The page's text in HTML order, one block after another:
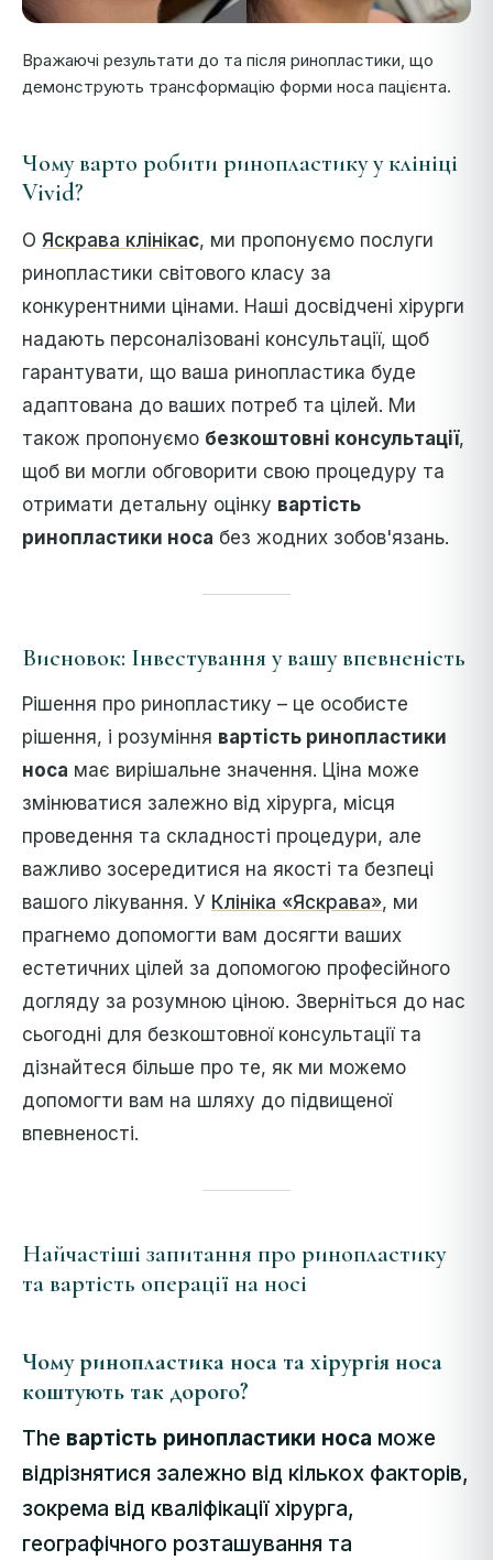
Вражаючі результати до та після ринопластики, що
демонструють трансформацію форми носа пацієнта.
Чому варто робити ринопластику у клініці
Vivid?
О Яскрава клінікас, ми пропонуємо послуги
ринопластики світового класу за
конкурентними цінами. Наші досвідчені хірурги
надають персоналізовані консультації, щоб
гарантувати, що ваша ринопластика буде
адаптована до ваших потреб та цілей. Ми
також пропонуємо безкоштовні консультації,
щоб ви могли обговорити свою процедуру та
отримати детальну оцінку вартість
ринопластики носа без жодних зобов'язань.
Висновок: Інвестування у вашу впевненість
Рішення про ринопластику – це особисте
рішення, і розуміння вартість ринопластики
носа має вирішальне значення. Ціна може
змінюватися залежно від хірурга, місця
проведення та складності процедури, але
важливо зосередитися на якості та безпеці
вашого лікування. У Клініка «Яскрава», ми
прагнемо допомогти вам досягти ваших
естетичних цілей за допомогою професійного
догляду за розумною ціною. Зверніться до нас
сьогодні для безкоштовної консультації та
дізнайтеся більше про те, як ми можемо
допомогти вам на шляху до підвищеної
впевненості.
Найчастіші запитання про ринопластику
та вартість операції на носі
Чому ринопластика носа та хірургія носа
коштують так дорого?
The вартість ринопластики носа може
відрізнятися залежно від кількох факторів,
зокрема від кваліфікації хірурга,
географічного розташування та